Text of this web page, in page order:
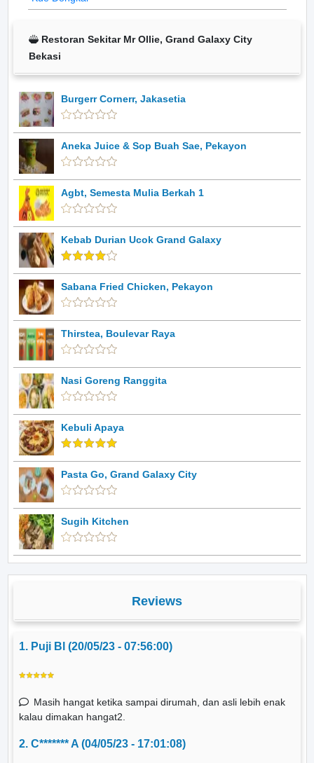
Restoran Sekitar Mr Ollie, Grand Galaxy City
Bekasi
Burgerr Cornerr, Jakasetia
Aneka Juice & Sop Buah Sae, Pekayon
Agbt, Semesta Mulia Berkah 1
Kebab Durian Ucok Grand Galaxy
Sabana Fried Chicken, Pekayon
Thirstea, Boulevar Raya
Nasi Goreng Ranggita
Kebuli Apaya
Pasta Go, Grand Galaxy City
Sugih Kitchen
Reviews
1. Puji Bl (20/05/23 - 07:56:00)
Masih hangat ketika sampai dirumah, dan asli lebih enak
kalau dimakan hangat2.
2. C******* A (04/05/23 - 17:01:08)